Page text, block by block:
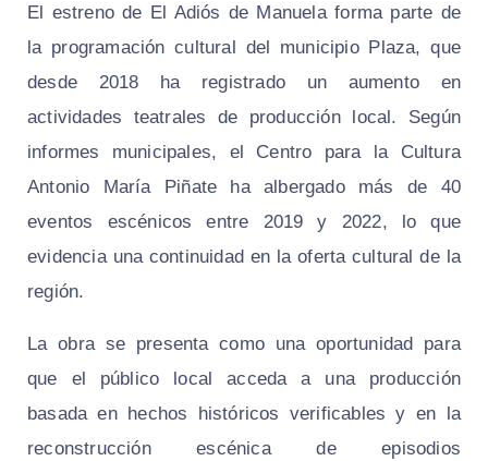
El estreno de El Adiós de Manuela forma parte de
la programación cultural del municipio Plaza, que
desde 2018 ha registrado un aumento en
actividades teatrales de producción local. Según
informes municipales, el Centro para la Cultura
Antonio María Piñate ha albergado más de 40
eventos escénicos entre 2019 y 2022, lo que
evidencia una continuidad en la oferta cultural de la
región.
La obra se presenta como una oportunidad para
que el público local acceda a una producción
basada en hechos históricos verificables y en la
reconstrucción escénica de episodios